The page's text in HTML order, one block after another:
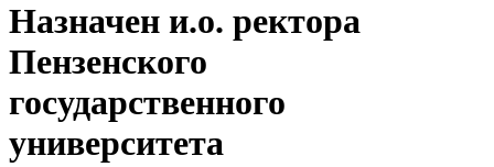
Назначен и.о. ректора
Пензенского
государственного
университета